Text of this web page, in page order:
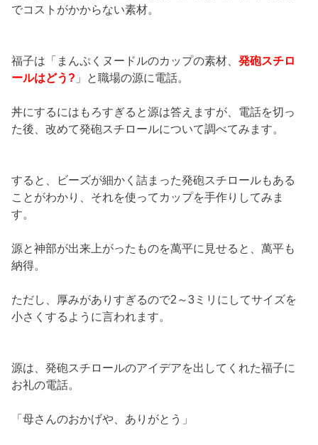
でコストがかからない素材。
福子は「まんぷくヌードルのカップの素材、発砲スチロ
ールはどう? 」と職場の源に電話。
丼にするにはもろすぎると源は答えますが、電話を切っ
た後、改めて発砲スチロールについて調べてみます。
すると、ビーズが細かく詰まった発砲スチロールもある
ことがわかり、それを使ってカップを手作りしてみま
す。
源と神部が出来上がったものを萬平に見せると、萬平も
納得。
ただし、厚みがありすぎるので2～3ミリにしてサイズを
小さくするように言われます。
源は、発砲スチロールのアイデアを出してくれた福子に
お礼の電話。
「母さんのおかげや、ありがとう」